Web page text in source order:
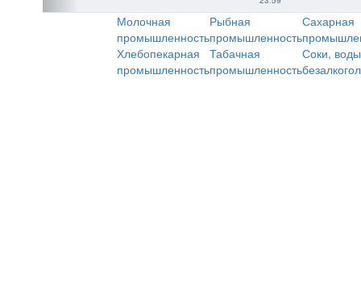
Молочная
промышленность
Рыбная
промышленность
Сахарная
Хлебопекарная
промышленность
Табачная
промышленность
Соки,